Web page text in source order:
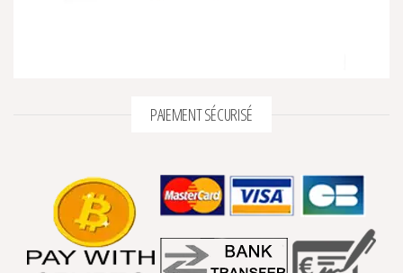
PAIEMENT SÉCURISÉ